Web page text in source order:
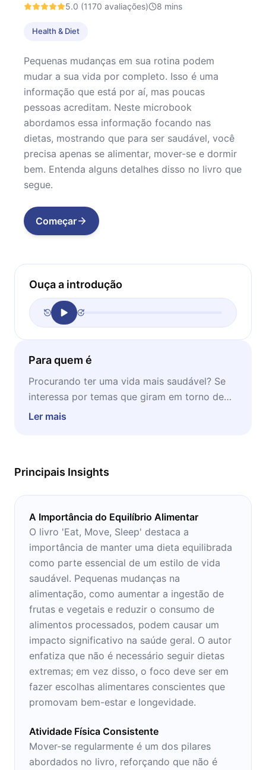
5.0 (1170 avaliações) 8 mins
Health & Diet
Pequenas mudanças em sua rotina podem
mudar a sua vida por completo. Isso é uma
informação que está por aí, mas poucas
pessoas acreditam. Neste microbook
abordamos essa informação focando nas
dietas, mostrando que para ser saudável, você
precisa apenas se alimentar, mover-se e dormir
bem. Entenda alguns detalhes disso no livro que
segue.
Começar
Ouça a introdução
Para quem é
Procurando ter uma vida mais saudável? Se
interessa por temas que giram em torno de
alimentação e saúde? Este microbook vai te
Ler mais
Principais Insights
A Importância do Equilíbrio Alimentar
O livro 'Eat, Move, Sleep' destaca a
importância de manter uma dieta equilibrada
como parte essencial de um estilo de vida
saudável. Pequenas mudanças na
alimentação, como aumentar a ingestão de
frutas e vegetais e reduzir o consumo de
alimentos processados, podem causar um
impacto significativo na saúde geral. O autor
enfatiza que não é necessário seguir dietas
extremas; em vez disso, o foco deve ser em
fazer escolhas alimentares conscientes que
promovam bem-estar e longevidade.
Atividade Física Consistente
Mover-se regularmente é um dos pilares
abordados no livro, reforçando que não é